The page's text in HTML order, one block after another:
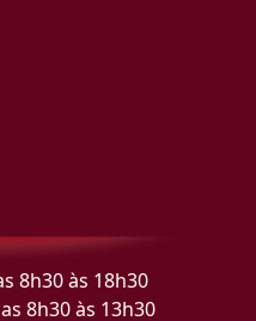
8h30 às 18h30
8h30 às 13h30